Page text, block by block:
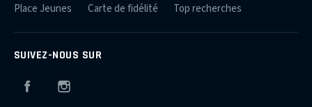
Place Jeunes
Carte de fidélité Top recherches
SUIVEZ-NOUS SUR
Facebook